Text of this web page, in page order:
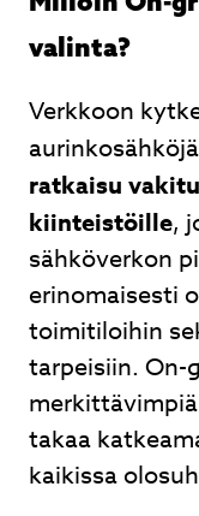
valinta?
Verkkoon
ratkaisu
kiinteistöille,
sähköverkon
erinomaisesti
toimitiloihin
tarpeisiin. On-
takaa
kaikissa